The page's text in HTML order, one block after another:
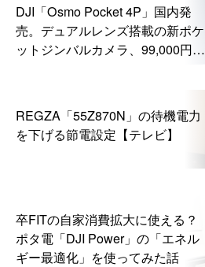
DJI「Osmo Pocket 4P」国内発
売。デュアルレンズ搭載の新ポケ
ットジンバルカメラ、99,000円か
REGZA「55Z870N」の待機電力
を下げる節電設定【テレビ】
卒FITの自家消費拡大に使える？
ポタ電「DJI Power」の「エネル
ギー最適化」を使ってみた話